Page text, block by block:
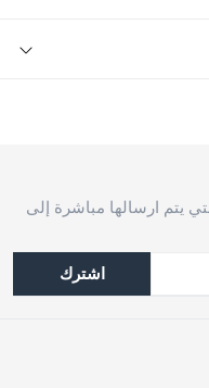
يتم ارسالها مباشرة إلى
اشترك